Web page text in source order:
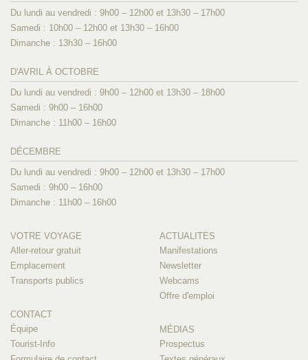
Du lundi au vendredi : 9h00 – 12h00 et 13h30 – 17h00
Samedi : 10h00 – 12h00 et 13h30 – 16h00
Dimanche : 13h30 – 16h00
D'AVRIL À OCTOBRE
Du lundi au vendredi : 9h00 – 12h00 et 13h30 – 18h00
Samedi : 9h00 – 16h00
Dimanche : 11h00 – 16h00
DÉCEMBRE
Du lundi au vendredi : 9h00 – 12h00 et 13h30 – 17h00
Samedi : 9h00 – 16h00
Dimanche : 11h00 – 16h00
VOTRE VOYAGE
Aller-retour gratuit
Emplacement
Transports publics
CONTACT
Équipe
Tourist-Info
ACTUALITÉS
Manifestations
Newsletter
Webcams
Offre d'emploi
MÉDIAS
Prospectus